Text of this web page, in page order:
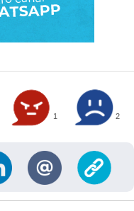
1 2